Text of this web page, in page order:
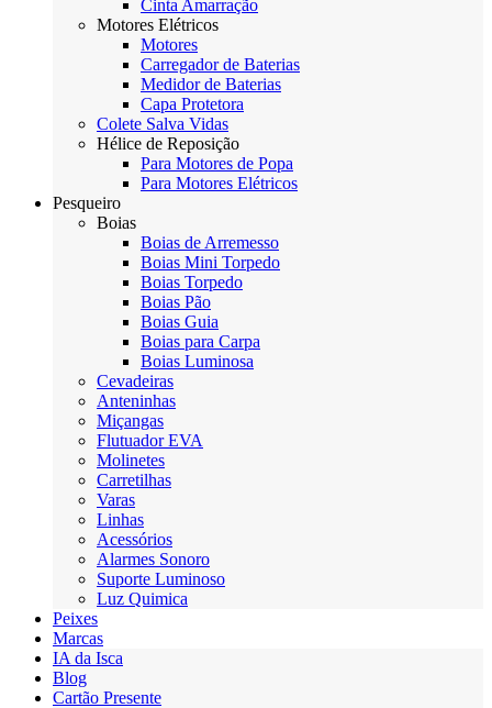
Cinta Amarração
Motores Elétricos
Motores
Carregador de Baterias
Medidor de Baterias
Capa Protetora
Colete Salva Vidas
Hélice de Reposição
Para Motores de Popa
Para Motores Elétricos
Pesqueiro
Boias
Boias de Arremesso
Boias Mini Torpedo
Boias Torpedo
Boias Pão
Boias Guia
Boias para Carpa
Boias Luminosa
Cevadeiras
Anteninhas
Miçangas
Flutuador EVA
Molinetes
Carretilhas
Varas
Linhas
Acessórios
Alarmes Sonoro
Suporte Luminoso
Luz Quimica
Peixes
Marcas
IA da Isca
Blog
Cartão Presente